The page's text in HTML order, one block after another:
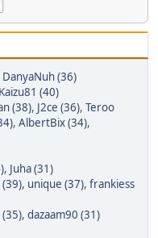
DanyaNuh (36)
Kaizu81 (40)
(38), J2ce (36), Teroo
, AlbertBix (34),
, Juha (31)
(39), unique (37), frankiess
(35), dazaam90 (31)